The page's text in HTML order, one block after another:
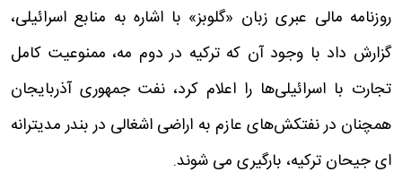
روزنامه مالی عبری زبان «گلوبز» با اشاره به منابع اسرائیلی،
گزارش داد با وجود آن که ترکیه در دوم مه، ممنوعیت کامل
تجارت با اسرائیلی‌ها را اعلام کرد، نفت جمهوری آذربایجان
همچنان در نفتکش‌های عازم به اراضی اشغالی در بندر مدیترانه
ای جیحان ترکیه، بارگیری می شوند.